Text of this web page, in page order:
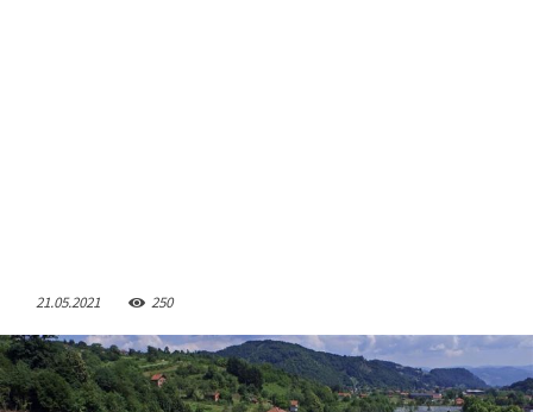
21.05.2021 250